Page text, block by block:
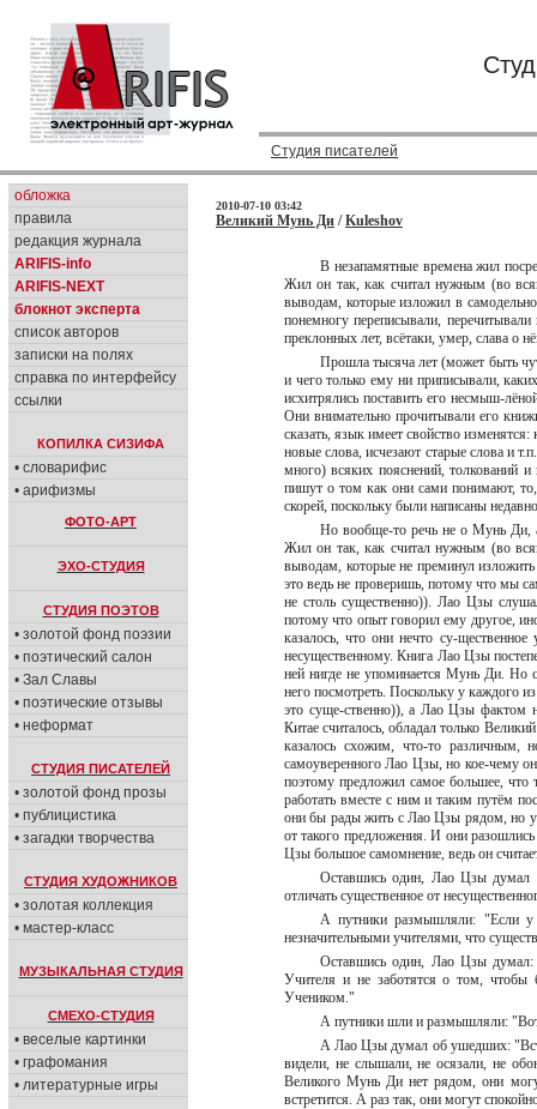
Студия писателей
обложка
правила
редакция журнала
ARIFIS-info
ARIFIS-NEXT
блокнот эксперта
список авторов
записки на полях
справка по интерфейсу
ссылки
КОПИЛКА СИЗИФА
• словарифис
• арифизмы
ФОТО-АРТ
ЭХО-СТУДИЯ
СТУДИЯ ПОЭТОВ
• золотой фонд поэзии
• поэтический салон
• Зал Славы
• поэтические отзывы
• неформат
СТУДИЯ ПИСАТЕЛЕЙ
• золотой фонд прозы
• публицистика
• загадки творчества
СТУДИЯ ХУДОЖНИКОВ
• золотая коллекция
• мастер-класс
МУЗЫКАЛЬНАЯ СТУДИЯ
СМЕХО-СТУДИЯ
• веселые картинки
• графомания
• литературные игры
2010-07-10 03:42
Великий Мунь Ди /Kuleshov
В незапамятные времена жил
Жил он так, как считал нужным (во
выводам, которые изложил в
понемногу переписывали,
преклонных лет, всётаки, умер, слава о
Прошла тысяча лет (может быть
и чего только ему ни приписывали,
исхитрялись поставить его несмыш-
Они внимательно прочитывали его
сказать, язык имеет свойство
новые слова, исчезают старые слова и
много) всяких пояснений, толкований
пишут о том как они сами понимают, то,
скорей, поскольку были написаны
Но вообще-то речь не о Мунь Ди,
Жил он так, как считал нужным (во
выводам, которые не преминул изложить
это ведь не проверишь, потому что мы
не столь существенно)). Лао Цзы
потому что опыт говорил ему другое,
казалось, что они нечто су-
несущественному. Книга Лао Цзы
ней нигде не упоминается Мунь Ди. Но
него посмотреть. Поскольку у каждого
это суще-ственно)), а Лао Цзы фактом
Китае считалось, обладал только
казалось схожим, что-то различным,
самоуверенного Лао Цзы, но кое-чему
поэтому предложил самое большее,
работать вместе с ним и таким путём
они бы рады жить с Лао Цзы рядом, но у
от такого предложения. И они
Цзы большое самомнение, ведь он
Оставшись один, Лао Цзы думал
отличать существенное от
А путники размышляли: "Если у
незначительными учителями, что
Оставшись один, Лао Цзы думал:
Учителя и не заботятся о том, чтобы
Учеником."
А путники шли и размышляли:
А Лао Цзы думал об ушедших:
видели, не слышали, не осязали, не
Великого Мунь Ди нет рядом, они
встретится. А раз так, они могут